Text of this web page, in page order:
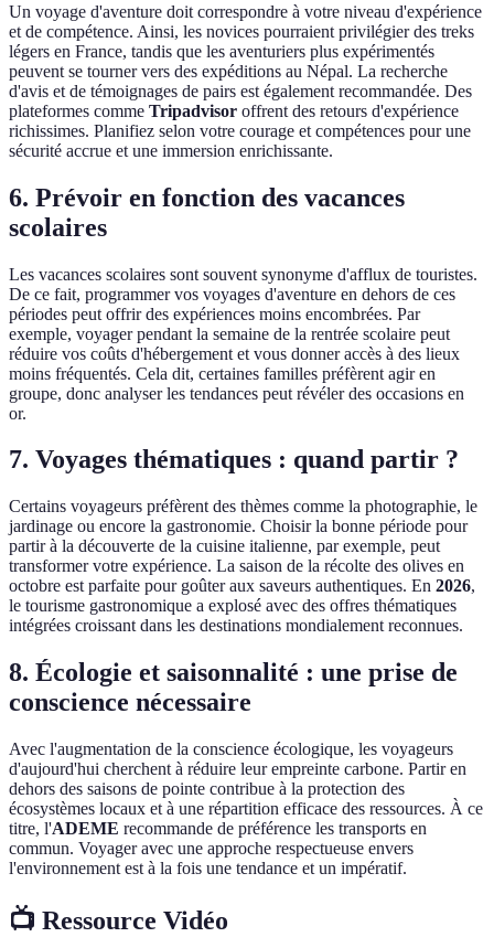
Un voyage d'aventure doit correspondre à votre niveau d'expérience
et de compétence. Ainsi, les novices pourraient privilégier des treks
légers en France, tandis que les aventuriers plus expérimentés
peuvent se tourner vers des expéditions au Népal. La recherche
d'avis et de témoignages de pairs est également recommandée. Des
plateformes comme Tripadvisor offrent des retours d'expérience
richissimes. Planifiez selon votre courage et compétences pour une
sécurité accrue et une immersion enrichissante.
6. Prévoir en fonction des vacances
scolaires
Les vacances scolaires sont souvent synonyme d'afflux de touristes.
De ce fait, programmer vos voyages d'aventure en dehors de ces
périodes peut offrir des expériences moins encombrées. Par
exemple, voyager pendant la semaine de la rentrée scolaire peut
réduire vos coûts d'hébergement et vous donner accès à des lieux
moins fréquentés. Cela dit, certaines familles préfèrent agir en
groupe, donc analyser les tendances peut révéler des occasions en
or.
7. Voyages thématiques : quand partir ?
Certains voyageurs préfèrent des thèmes comme la photographie, le
jardinage ou encore la gastronomie. Choisir la bonne période pour
partir à la découverte de la cuisine italienne, par exemple, peut
transformer votre expérience. La saison de la récolte des olives en
octobre est parfaite pour goûter aux saveurs authentiques. En 2026,
le tourisme gastronomique a explosé avec des offres thématiques
intégrées croissant dans les destinations mondialement reconnues.
8. Écologie et saisonnalité : une prise de
conscience nécessaire
Avec l'augmentation de la conscience écologique, les voyageurs
d'aujourd'hui cherchent à réduire leur empreinte carbone. Partir en
dehors des saisons de pointe contribue à la protection des
écosystèmes locaux et à une répartition efficace des ressources. À ce
titre, l'ADEME recommande de préférence les transports en
commun. Voyager avec une approche respectueuse envers
l'environnement est à la fois une tendance et un impératif.
📺 Ressource Vidéo